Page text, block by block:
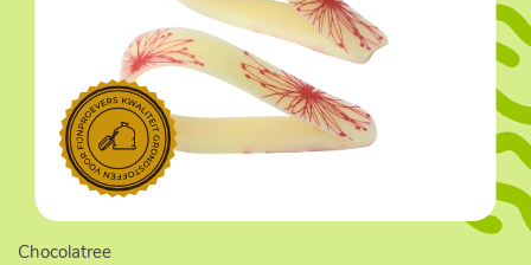
Chocolatree